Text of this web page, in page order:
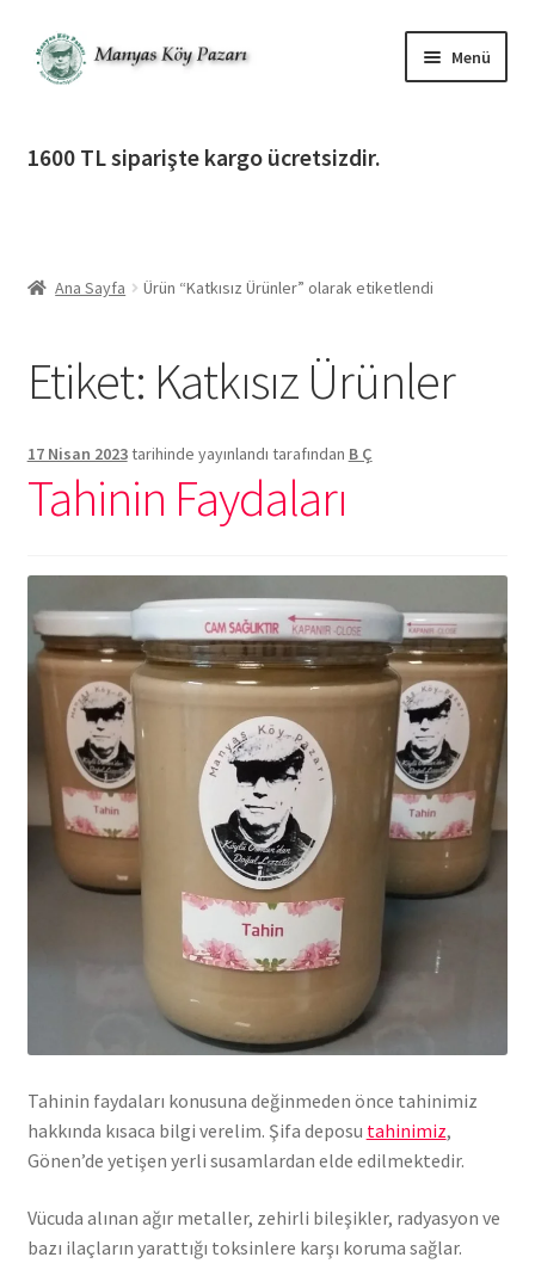
Dolaşıma
geç
İçeriğe
geç
Menü
İletişim
1600 TL siparişte kargo ücretsizdir.
Ana Sayfa Ürün “Katkısız Ürünler” olarak etiketlendi
Etiket: Katkısız Ürünler
17 Nisan 2023tarihinde yayınlandı tarafından B Ç
Tahinin Faydaları
Tahinin faydaları konusuna değinmeden önce tahinimiz
hakkında kısaca bilgi verelim. Şifa deposu tahinimiz,
Gönen’de yetişen yerli susamlardan elde edilmektedir.
Vücuda alınan ağır metaller, zehirli bileşikler, radyasyon ve
bazı ilaçların yarattığı toksinlere karşı koruma sağlar.